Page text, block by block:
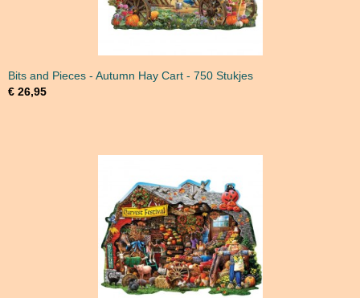
Bits and Pieces - Autumn Hay Cart - 750 Stukjes
€ 26,95